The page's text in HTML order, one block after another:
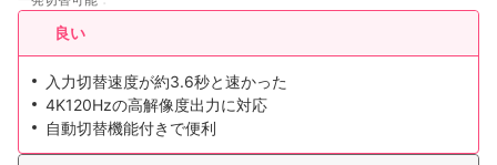
良い
入力切替速度が約3.6秒と速かった
4K120Hzの高解像度出力に対応
自動切替機能付きで便利